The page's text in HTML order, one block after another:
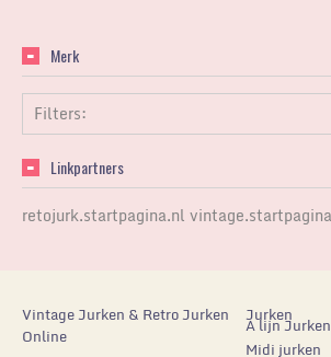
Merk
Filters:
Linkpartners
retojurk.startpagina.nl
Vintage Jurken & Retro Jurken
Online
Jurken
A lijn Jurken
Midi jurken